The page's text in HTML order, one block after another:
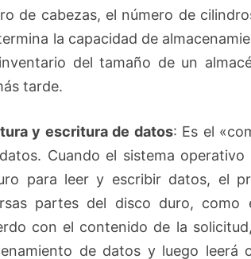
de cabezas, el número de
la capacidad de
del tamaño de un
tarde.
y escritura de datos: Es el
Cuando el sistema
para leer y escribir datos, el
partes del disco duro, como
con el contenido de la
de datos y luego leerá